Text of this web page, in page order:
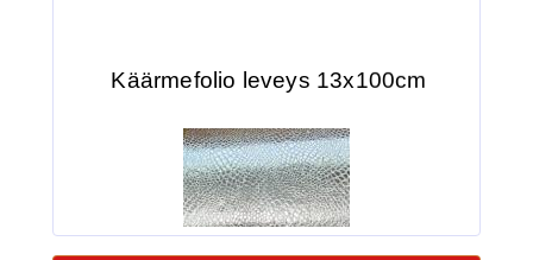
Käärmefolio leveys 13x100cm